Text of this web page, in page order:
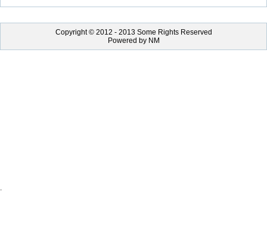
Copyright © 2012 - 2013 Some Rights Reserved
Powered by NM
.